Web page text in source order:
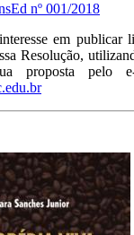
nº 001/2018
em publicar
Resolução,
proposta pelo